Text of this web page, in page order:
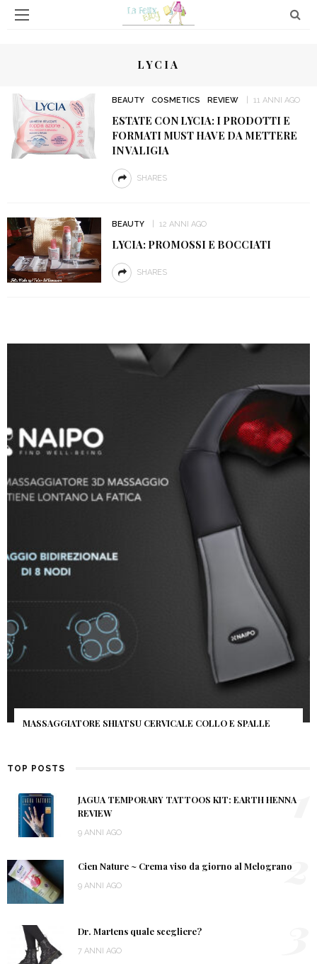
LYCIA
BEAUTY COSMETICS REVIEW 11 ANNI AGO
ESTATE CON LYCIA: I PRODOTTI E
FORMATI MUST HAVE DA METTERE
IN VALIGIA
SHARES
BEAUTY 12 ANNI AGO
LYCIA: PROMOSSI E BOCCIATI
SHARES
MASSAGGIATORE SHIATSU CERVICALE COLLO E SPALLE
TOP POSTS
JAGUA TEMPORARY TATTOOS KIT: EARTH HENNA
REVIEW
9 ANNI AGO
1
Cien Nature ~ Crema viso da giorno al Melograno
9 ANNI AGO 2
Dr. Martens quale scegliere?
7 ANNI AGO